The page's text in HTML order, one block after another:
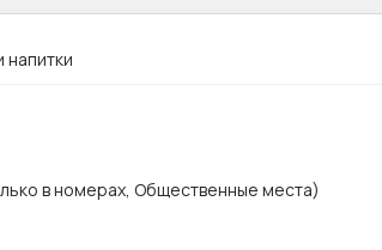
напитки
в номерах, Общественные места)